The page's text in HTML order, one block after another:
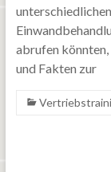
abrufen könnten,
und Fakten zur